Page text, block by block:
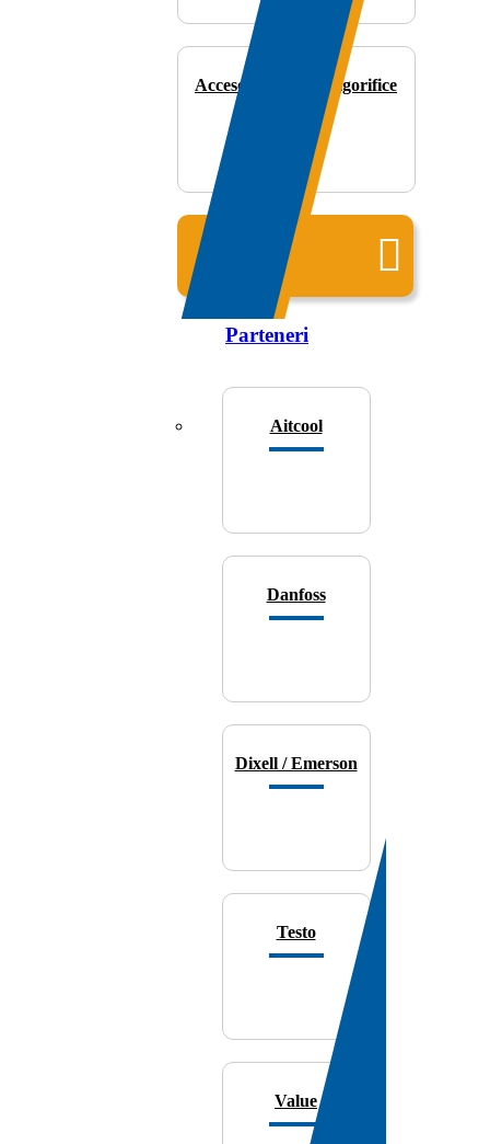
Accesorii camere frigorifice
produsele
Parteneri
Aitcool
Danfoss
Dixell / Emerson
Testo
Value